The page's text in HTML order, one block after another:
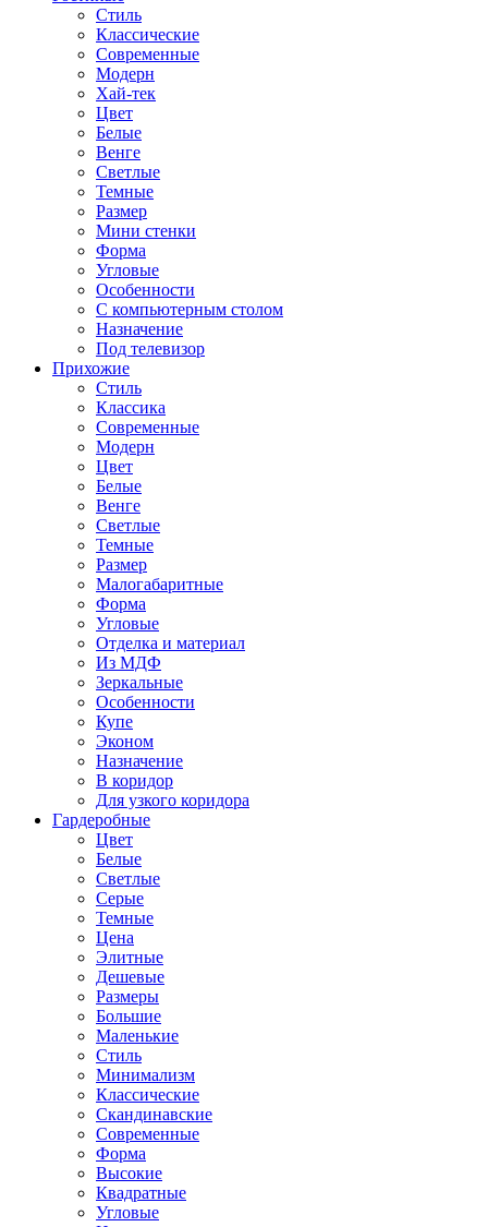
Стиль
Классические
Современные
Модерн
Хай-тек
Цвет
Белые
Венге
Светлые
Темные
Размер
Мини стенки
Форма
Угловые
Особенности
С компьютерным столом
Назначение
Под телевизор
Прихожие
Стиль
Классика
Современные
Модерн
Цвет
Белые
Венге
Светлые
Темные
Размер
Малогабаритные
Форма
Угловые
Отделка и материал
Из МДФ
Зеркальные
Особенности
Купе
Эконом
Назначение
В коридор
Для узкого коридора
Гардеробные
Цвет
Белые
Светлые
Серые
Темные
Цена
Элитные
Дешевые
Размеры
Большие
Маленькие
Стиль
Минимализм
Классические
Скандинавские
Современные
Форма
Высокие
Квадратные
Угловые